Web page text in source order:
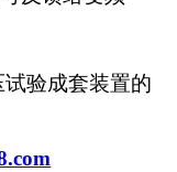
验成套装置的